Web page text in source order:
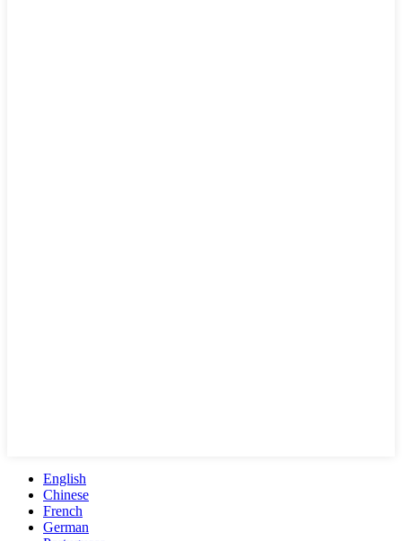
English
Chinese
French
German